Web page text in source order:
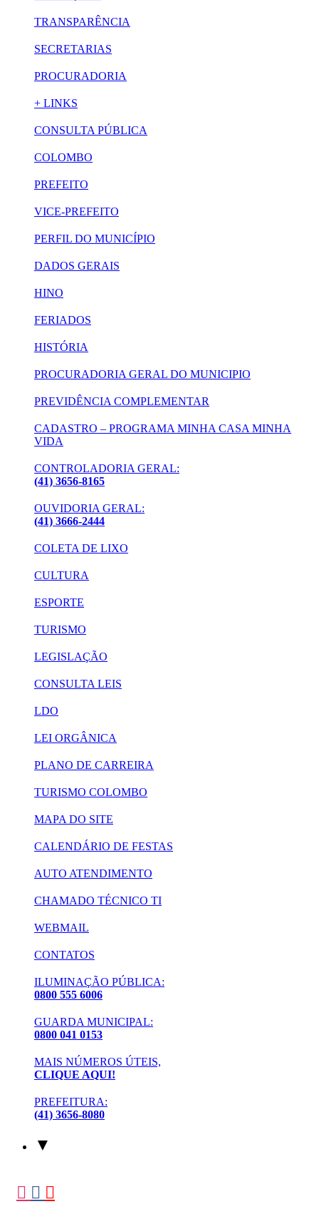
TRANSPARÊNCIA
SECRETARIAS
PROCURADORIA
+ LINKS
CONSULTA PÚBLICA
COLOMBO
PREFEITO
VICE-PREFEITO
PERFIL DO MUNICÍPIO
DADOS GERAIS
HINO
FERIADOS
HISTÓRIA
PROCURADORIA GERAL DO MUNICIPIO
PREVIDÊNCIA COMPLEMENTAR
CADASTRO – PROGRAMA MINHA CASA MINHA
VIDA
CONTROLADORIA GERAL:
(41) 3656-8165
OUVIDORIA GERAL:
(41) 3666-2444
COLETA DE LIXO
CULTURA
ESPORTE
TURISMO
LEGISLAÇÃO
CONSULTA LEIS
LDO
LEI ORGÂNICA
PLANO DE CARREIRA
TURISMO COLOMBO
MAPA DO SITE
CALENDÁRIO DE FESTAS
AUTO ATENDIMENTO
CHAMADO TÉCNICO TI
WEBMAIL
CONTATOS
ILUMINAÇÃO PÚBLICA:
0800 555 6006
GUARDA MUNICIPAL:
0800 041 0153
MAIS NÚMEROS ÚTEIS,
CLIQUE AQUI!
PREFEITURA:
(41) 3656-8080
▼